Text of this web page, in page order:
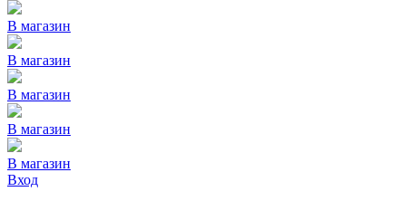
В магазин
В магазин
В магазин
В магазин
В магазин
Вход